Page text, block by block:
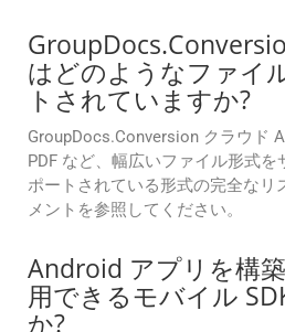
はどのようなファイ
トされていますか?
GroupDocs.Conversion クラウド
PDF など、幅広いファイル形式
ポートされている形式の完全なリ
メントを参照してください。
Android アプリを構
用できるモバイル
か?